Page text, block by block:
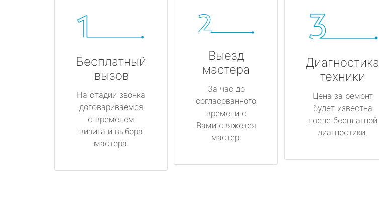
Бесплатный
вызов
На стадии звонка
договариваемся
с временем
визита и выбора
мастера.
Выезд
мастера
За час до
согласованного
времени с
Вами свяжется
мастер.
Диагностика
техники
Цена за ремонт
будет известна
после бесплатной
диагностики.